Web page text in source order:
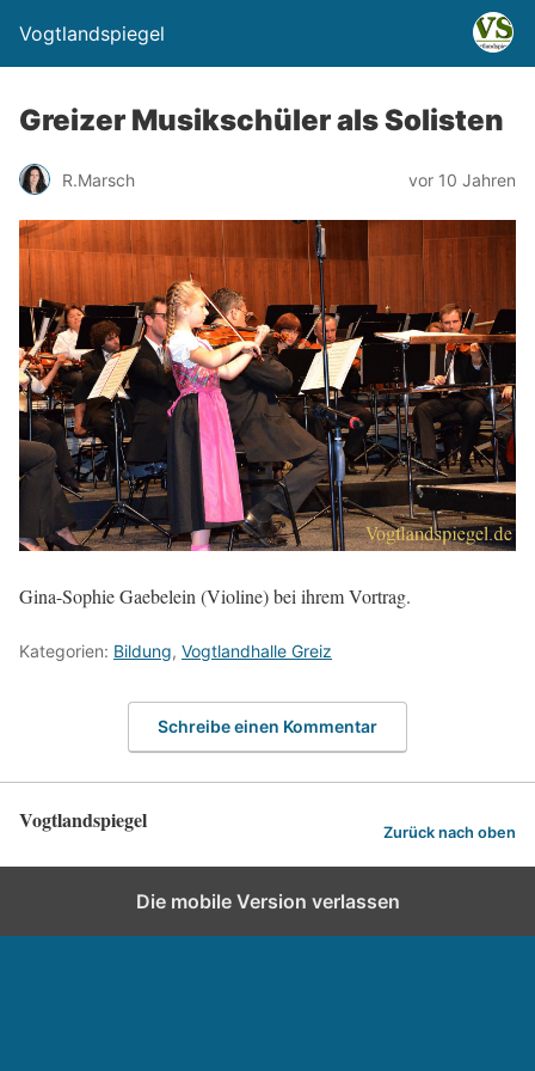
Vogtlandspiegel
Greizer Musikschüler als Solisten
R.Marsch vor 10 Jahren
Gina-Sophie Gaebelein (Violine) bei ihrem Vortrag.
Kategorien: Bildung, Vogtlandhalle Greiz
Schreibe einen Kommentar
Vogtlandspiegel Zurück nach oben
Die mobile Version verlassen